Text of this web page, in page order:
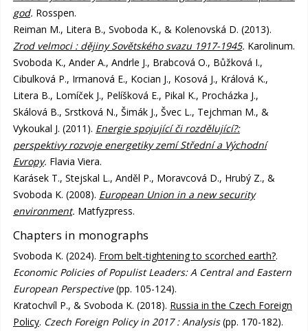
god. Rosspen.
Reiman M., Litera B., Svoboda K., & Kolenovská D. (2013).
Zrod velmoci : dějiny Sovětského svazu 1917-1945. Karolinum.
Svoboda K., Ander A., Andrle J., Brabcová O., Bůžková I.,
Cibulková P., Irmanová E., Kocian J., Kosová J., Králová K.,
Litera B., Lomíček J., Pelíšková E., Pikal K., Procházka J.,
Skálová B., Srstková N., Šimák J., Švec L., Tejchman M., &
Vykoukal J. (2011). Energie spojující či rozdělující?:
perspektivy rozvoje energetiky zemí Střední a Východní
Evropy. Flavia Viera.
Karásek T., Stejskal L., Anděl P., Moravcová D., Hrubý Z., &
Svoboda K. (2008). European Union in a new security
environment. Matfyzpress.
Chapters in monographs
Svoboda K. (2024). From belt-tightening to scorched earth?.
Economic Policies of Populist Leaders: A Central and Eastern
European Perspective(pp. 105-124).
Kratochvíl P., & Svoboda K. (2018). Russia in the Czech Foreign
Policy. Czech Foreign Policy in 2017 : Analysis(pp. 170-182).